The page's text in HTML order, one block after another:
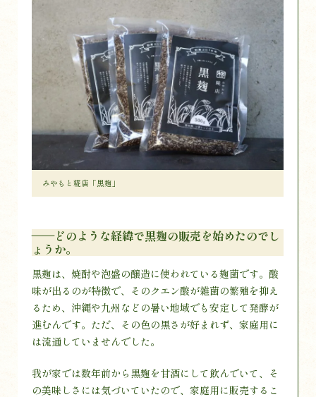
みやもと糀店「黒麹」
——どのような経緯で黒麹の販売を始めたのでし
ょうか。
黒麹は、焼酎や泡盛の醸造に使われている麹菌です。酸
味が出るのが特徴で、そのクエン酸が雑菌の繁殖を抑え
るため、沖縄や九州などの暑い地域でも安定して発酵が
進むんです。ただ、その色の黒さが好まれず、家庭用に
は流通していませんでした。
我が家では数年前から黒麹を甘酒にして飲んでいて、そ
の美味しさには気づいていたので、家庭用に販売するこ